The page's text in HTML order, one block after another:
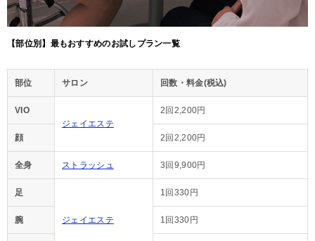
【部位別】最もおすすめのお試しプラン一覧
部位 サロン 回数・料金(税込)
VIO
ジェイエステ
2回2,200円
顔 2回2,200円
全身 ストラッシュ 3回9,900円
足
ジェイエステ
1回330円
腕 1回330円